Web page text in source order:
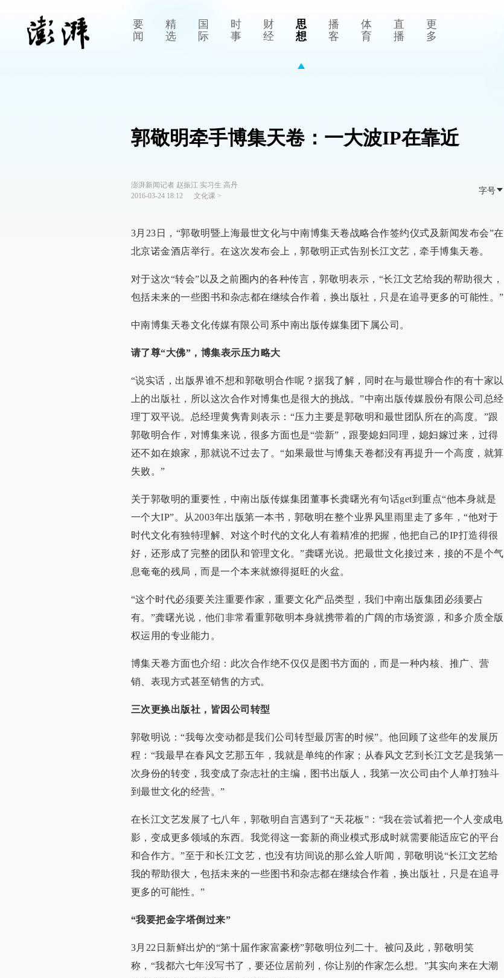
要
闻
精
选
国
际
时
事
财
经
思
想
播
客
体
育
直
播
更
多
郭敬明牵手博集天卷：一大波IP在靠近
澎湃新闻记者 赵振江 实习生 高丹
2016-03-24 18:12
文化课>
字号
3月23日，“郭敬明暨上海最世文化与中南博集天卷战略合作签约仪式及新闻发布会”在
北京诺金酒店举行。在这次发布会上，郭敬明正式告别长江文艺，牵手博集天卷。
对于这次“转会”以及之前圈内的各种传言，郭敬明表示，“长江文艺给我的帮助很大，
包括未来的一些图书和杂志都在继续合作着，换出版社，只是在追寻更多的可能性。”
中南博集天卷文化传媒有限公司系中南出版传媒集团下属公司。
请了尊“大佛”，博集表示压力略大
“说实话，出版界谁不想和郭敬明合作呢？据我了解，同时在与最世聊合作的有十家以
上的出版社，所以这次合作对博集也是很大的挑战。”中南出版传媒股份有限公司总经
理丁双平说。总经理黄隽青则表示：“压力主要是郭敬明和最世团队所在的高度。”跟
郭敬明合作，对博集来说，很多方面也是“尝新”，跟娶媳妇同理，媳妇嫁过来，过得
还不如在娘家，那就说不过去了。“如果最世与博集天卷都没有再提升一个高度，就算
失败。”
关于郭敬明的重要性，中南出版传媒集团董事长龚曙光有句话get到重点“他本身就是
一个大IP”。从2003年出版第一本书，郭敬明在整个业界风里雨里走了多年，“他对于
时代文化有独特理解、对这个时代的文化人有着精准的把握，他把自己的IP打造得很
好，还形成了完整的团队和管理文化。”龚曙光说。把最世文化接过来，接的不是个气
息奄奄的残局，而是一个本来就燎得挺旺的火盆。
“这个时代必须要关注重要作家，重要文化产品类型，我们中南出版集团必须要占
有。”龚曙光说，他们非常看重郭敬明本身就携带着的广阔的市场资源，和多介质全版
权运用的专业能力。
博集天卷方面也介绍：此次合作绝不仅仅是图书方面的，而是一种内核、推广、营
销、表现方式甚至销售的方式。
三次更换出版社，皆因公司转型
郭敬明说：“我每次变动都是我们公司转型最厉害的时候”。他回顾了这些年的发展历
程：“我最早在春风文艺那五年，我就是单纯的作家；从春风文艺到长江文艺是我第一
次身份的转变，我变成了杂志社的主编，图书出版人，我第一次公司由个人单打独斗
到最世文化的经营。”
在长江文艺发展了七八年，郭敬明自言遇到了“天花板”：“我在尝试着把一个人变成电
影，变成更多领域的东西。我觉得这一套新的商业模式形成时就需要能适应它的平台
和合作方。”至于和长江文艺，也没有坊间说的那么耸人听闻，郭敬明说“长江文艺给
我的帮助很大，包括未来的一些图书和杂志都在继续合作着，换出版社，只是在追寻
更多的可能性。”
“我要把金字塔倒过来”
3月22日新鲜出炉的“第十届作家富豪榜”郭敬明位列二十。被问及此，郭敬明笑
称，“我都六七年没写书了，要还位居前列，你让别的作家怎么想。”其实向来在大潮